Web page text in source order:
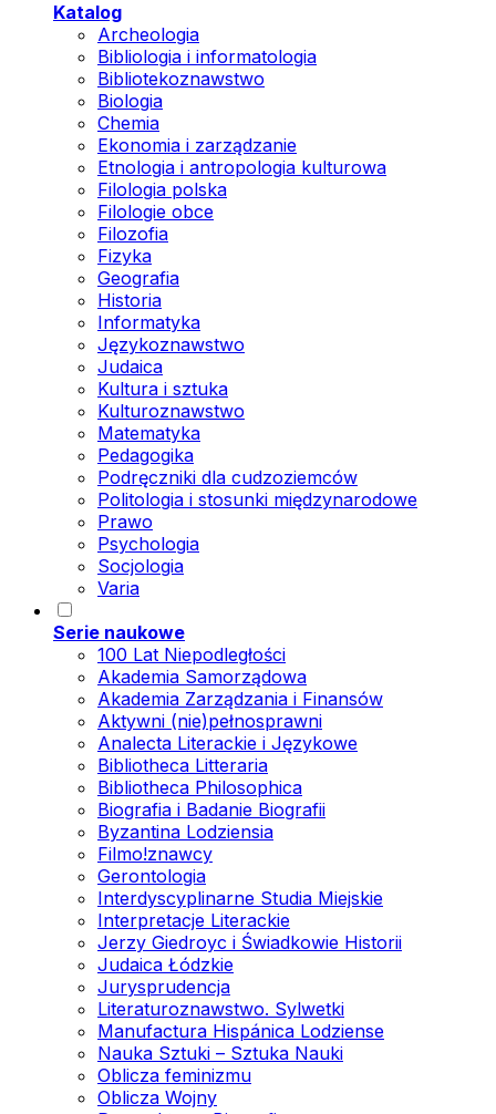
Katalog
Archeologia
Bibliologia i informatologia
Bibliotekoznawstwo
Biologia
Chemia
Ekonomia i zarządzanie
Etnologia i antropologia kulturowa
Filologia polska
Filologie obce
Filozofia
Fizyka
Geografia
Historia
Informatyka
Językoznawstwo
Judaica
Kultura i sztuka
Kulturoznawstwo
Matematyka
Pedagogika
Podręczniki dla cudzoziemców
Politologia i stosunki międzynarodowe
Prawo
Psychologia
Socjologia
Varia
Serie naukowe
100 Lat Niepodległości
Akademia Samorządowa
Akademia Zarządzania i Finansów
Aktywni (nie)pełnosprawni
Analecta Literackie i Językowe
Bibliotheca Litteraria
Bibliotheca Philosophica
Biografia i Badanie Biografii
Byzantina Lodziensia
Filmo!znawcy
Gerontologia
Interdyscyplinarne Studia Miejskie
Interpretacje Literackie
Jerzy Giedroyc i Świadkowie Historii
Judaica Łódzkie
Jurysprudencja
Literaturoznawstwo. Sylwetki
Manufactura Hispánica Lodziense
Nauka Sztuki – Sztuka Nauki
Oblicza feminizmu
Oblicza Wojny